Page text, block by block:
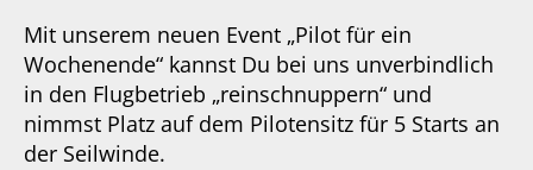
Mit unserem neuen Event „Pilot für ein
Wochenende“ kannst Du bei uns unverbindlich
in den Flugbetrieb „reinschnuppern“ und
nimmst Platz auf dem Pilotensitz für 5 Starts an
der Seilwinde.